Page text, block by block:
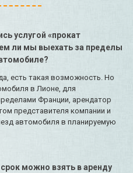
услугой «прокат
ли мы выехать за пределы
есть такая возможность. Но
в Лионе, для
Франции, арендатор
представителя компании и
автомобиля в планируемую
можно взять в аренду